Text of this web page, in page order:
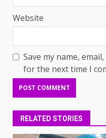
Website
Save my name,
for the next time I
RELATED STORIES